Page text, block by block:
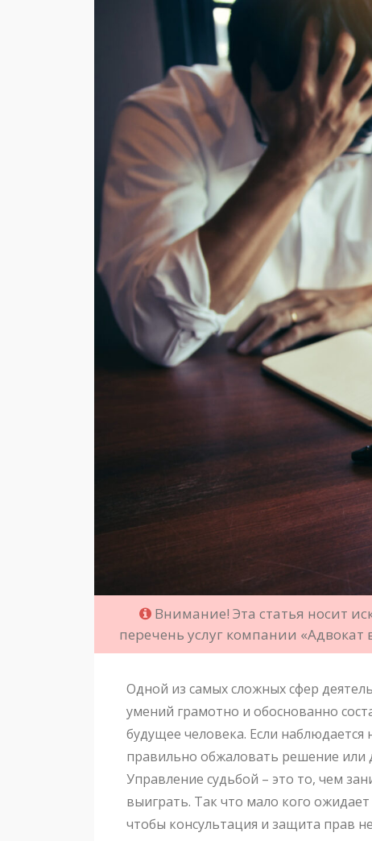
Внимание! Эта статья носит
перечень услуг компании
Одной из самых сложных сфер
умений грамотно и обоснованно
будущее человека. Если
правильно обжаловать решение или
Управление судьбой – это то, чем
выиграть. Так что мало кого
чтобы консультация и защита прав